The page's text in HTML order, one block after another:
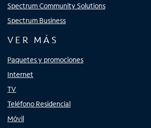
Spectrum Community Solutions
Spectrum Business
VER MÁS
Paquetes y promociones
Internet
TV
Teléfono Residencial
Móvil